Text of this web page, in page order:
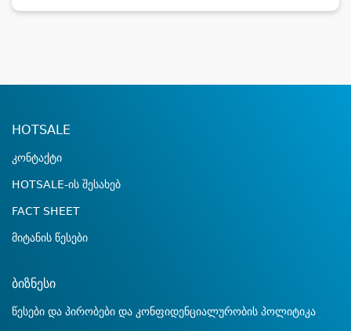
HOTSALE
კონტაქტი
HOTSALE-ის შესახებ
FACT SHEET
მიტანის წესები
ბიზნესი
წესები და პირობები და კონფიდენციალურობის პოლიტიკა